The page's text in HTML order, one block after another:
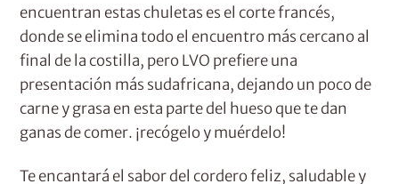
encuentran estas chuletas es el corte francés,
donde se elimina todo el encuentro más cercano al
final de la costilla, pero LVO prefiere una
presentación más sudafricana, dejando un poco de
carne y grasa en esta parte del hueso que te dan
ganas de comer. ¡recógelo y muérdelo!
Te encantará el sabor del cordero feliz, saludable y